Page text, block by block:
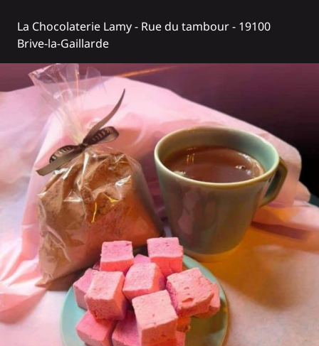
La Chocolaterie Lamy- Rue du tambour - 19100
Brive-la-Gaillarde